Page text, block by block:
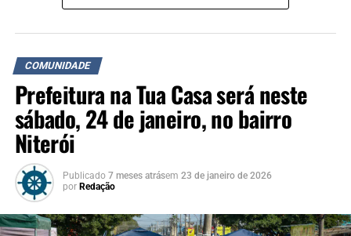
longo da manhã.
COMUNIDADE
Prefeitura na Tua Casa será neste
sábado, 24 de janeiro, no bairro
Niterói
Publicado 7 meses atrásem 23 de janeiro de 2026
por Redação